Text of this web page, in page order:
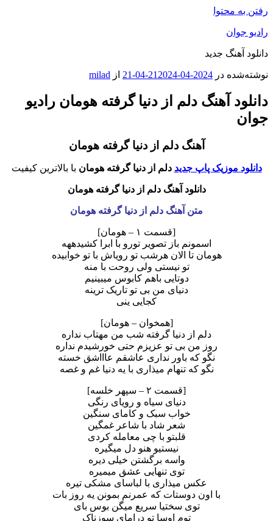
رفتن به محتوا
رادیو جوان
دانلود آهنگ جدید
نوشته‌شده در 2024-04-21
2024-04-21 از milad
دانلود آهنگ دلم از دنیا گرفته هومان رادیو
جوان
آهنگ دلم از دنیا گرفته هومان
دانلود موزیک پاپ جدید دلم از دنیا گرفته هومان با بالاترین کیفیت
دانلود آهنگ دلم از دنیا گرفته هومان
متن آهنگ دلم از دنیا گرفته هومان
[قسمت ۱ – هومان]
اسمونم باز تصویر تورو با ابرا کشیدههه
هومان تا الان هرشب تو رویاش با تو خوابیده
تو نیستی ولی روحت با منه
دوتایی باهم کابوس میبینیم
دنیای من بی تو تاریک ترینه
کجایی ینی
[همخوان – هومان]
دلم از دنیا گرفته شب من مهتاب نداره
روز من بی تو عزیزم حتی خورشیدم نداره
نگو که باور نداری عاشقم عاااشق خسته
نگو که تنهام میذاری با یه دنیا غم و غصه
[قسمت ۲ – سپهر خلسه]
دنیای سیاه و رویای رنگی
خواب سبک و کامای سنگین
شعر شاد با شاعر غمگین
قلبتو با چی معامله کردی
نیستیو هنو دل میگیره
واسه برگشتن خیلی دیره
توی تنهایی عشق میمیره
عکس میذاری با لباسای مشکی تیره
با اون دوستات که عمرنم بمونن یه روز بات
توی سختیا سریع میگن بوس بای
توم اوسا تو درامای سوزناک